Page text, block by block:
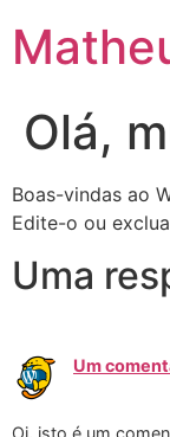
Olá,
Boas-vindas ao
Edite-o ou
Uma
Um
Oi, isto é um